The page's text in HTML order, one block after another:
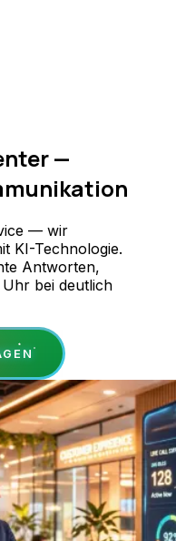
—
— wir
KI-Technologie.
Antworten,
bei deutlich